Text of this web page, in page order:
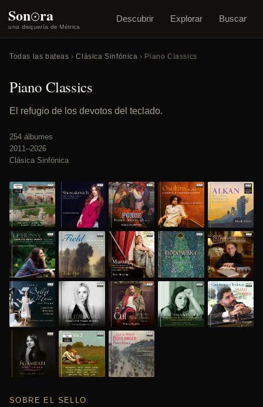
Son o
ra
una disquería de Métrica
Descubrir Explorar Buscar
Todas las bateas ›Clásica Sinfónica › Piano Classics
Piano Classics
El refugio de los devotos del teclado.
254 álbumes
2011–2026
Clásica Sinfónica
SOBRE EL SELLO